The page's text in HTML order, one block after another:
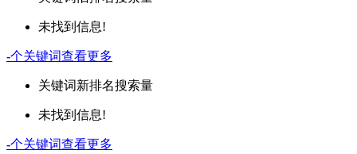
未找到信息!
-个关键词查看更多
关键词新排名搜索量
未找到信息!
-个关键词查看更多